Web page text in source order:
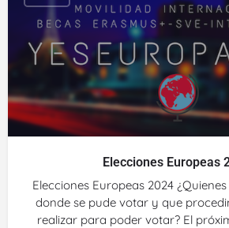
Elecciones Europeas
Elecciones Europeas 2024
donde se pude votar y que
realizar para poder votar? El